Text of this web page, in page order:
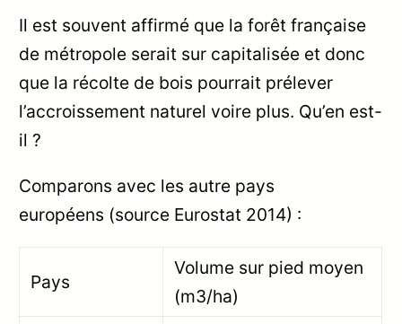
Il est souvent affirmé que la forêt française
de métropole serait sur capitalisée et donc
que la récolte de bois pourrait prélever
l’accroissement naturel voire plus. Qu’en est-
il ?
Comparons avec les autre pays
européens (source Eurostat 2014) :
Pays
Volume sur pied moyen
(m3/ha)